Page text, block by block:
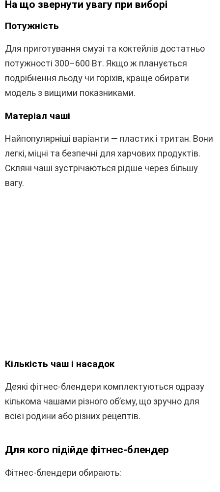
На що звернути увагу при виборі
Потужність
Для приготування смузі та коктейлів достатньо
потужності 300–600 Вт. Якщо ж планується
подрібнення льоду чи горіхів, краще обирати
модель з вищими показниками.
Матеріал чаші
Найпопулярніші варіанти — пластик і тритан. Вони
легкі, міцні та безпечні для харчових продуктів.
Скляні чаші зустрічаються рідше через більшу
вагу.
Кількість чаш і насадок
Деякі фітнес-блендери комплектуються одразу
кількома чашами різного об’єму, що зручно для
всієї родини або різних рецептів.
Для кого підійде фітнес-блендер
Фітнес-блендери обирають: